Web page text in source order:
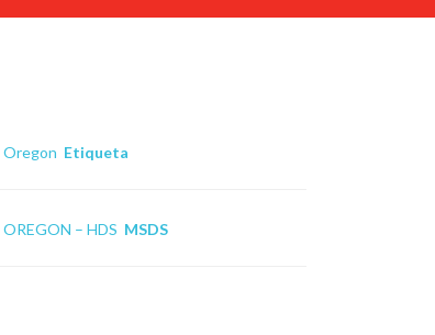
Oregon Etiqueta
OREGON – HDS MSDS